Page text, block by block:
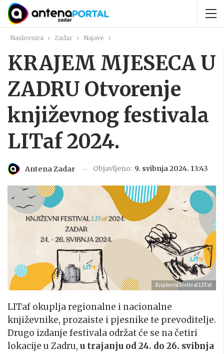
Naslovnica Zadar Najave
KRAJEM MJESECA U
ZADRU Otvorenje
književnog festivala
LITaf 2024.
Antena Zadar Objavljeno: 9. svibnja 2024. 13:43
Književni festival LITaf
LITaf okuplja regionalne i nacionalne
književnike, prozaiste i pjesnike te prevoditelje.
Drugo izdanje festivala održat će se na četiri
lokacije u Zadru, u trajanju od 24. do 26. svibnja